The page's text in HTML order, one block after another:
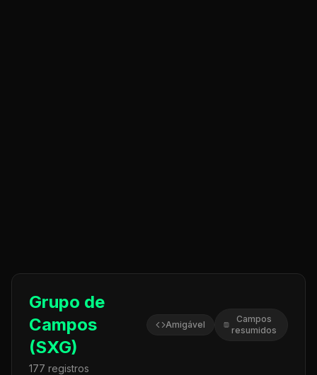
Grupo de
Campos
(SXG)
Amigável
Campos
resumidos
177 registros